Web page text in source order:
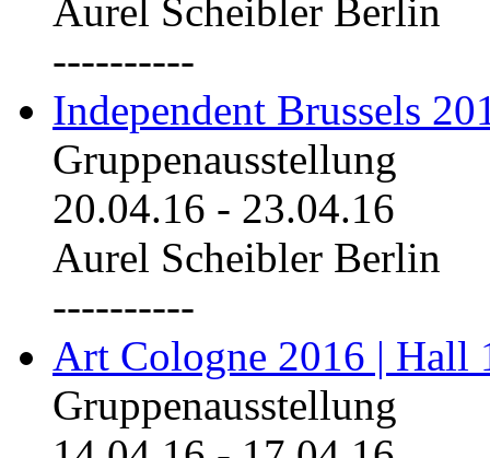
Aurel Scheibler Berlin
----------
Independent Brussels
Gruppenausstellung
20.04.16 - 23.04.16
Aurel Scheibler Berlin
----------
Art Cologne 2016 | Hall
Gruppenausstellung